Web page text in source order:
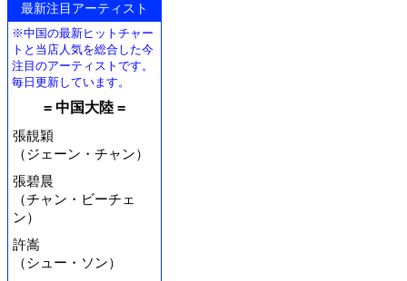
最新注目アーティスト
※中国の最新ヒットチャー
トと当店人気を総合した今
注目のアーティストです。
毎日更新しています。
= 中国大陸 =
張靚穎
（ジェーン・チャン）
張碧晨
（チャン・ビーチェ
ン）
許嵩
（シュー・ソン）